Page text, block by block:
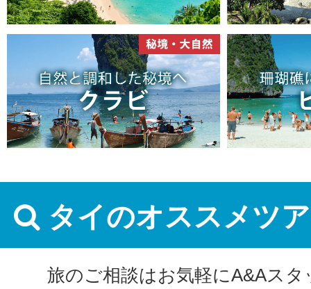
タイのオススメツ
旅のご相談はお気軽にA&Aスタ